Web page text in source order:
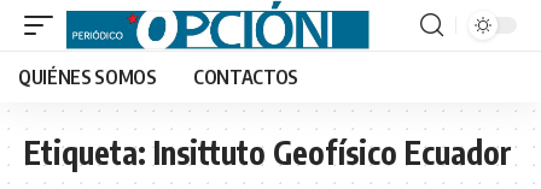
QUIÉNES SOMOS CONTACTOS
Etiqueta:Insittuto Geofísico Ecuador